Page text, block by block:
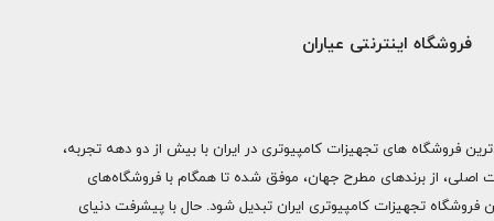
فروشگاه اینترنتی عیاران
فروشگاه های تجهیزات کامپیوتری در ایران با بیش از دو دهه تجربه،
اصلی، از برندهای مطرح جهان، موفق شده تا همگام با فروشگاه‌های
فروشگاه تجهیزات کامپیوتری ایران تبدیل شود. حال با پیشرفت دنیای